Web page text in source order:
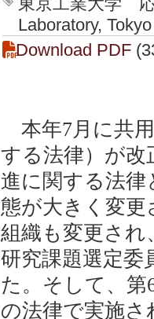
Laboratory,
Download PDF
本年7月に共
する法律）が改
進に関する法律
態が大きく変
組織も変更され
研究課題選定委
た。そして、第
の法律で実施